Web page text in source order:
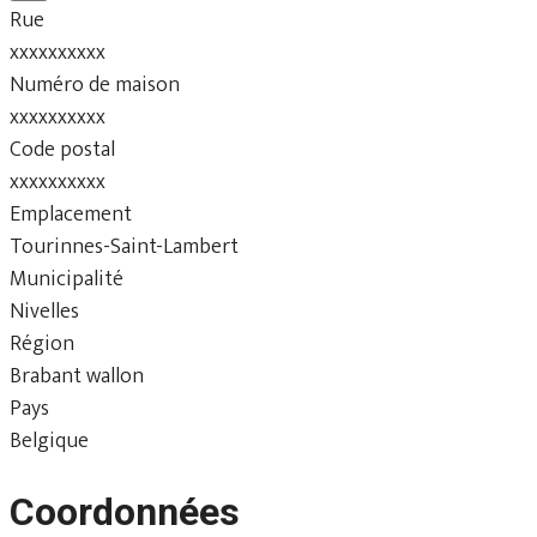
Rue
xxxxxxxxxx
Numéro de maison
xxxxxxxxxx
Code postal
xxxxxxxxxx
Emplacement
Tourinnes-Saint-Lambert
Municipalité
Nivelles
Région
Brabant wallon
Pays
Belgique
Coordonnées